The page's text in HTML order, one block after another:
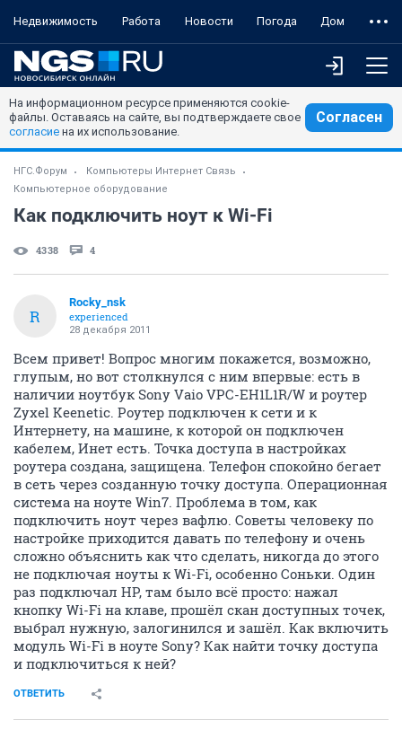
Недвижимость Работа Новости Погода Дом
На информационном ресурсе применяются cookie-
файлы. Оставаясь на сайте, вы подтверждаете свое
согласие на их использование.
Согласен
НГС.Форум
Компьютеры Интернет Связь
Компьютерное оборудование
Как подключить ноут к Wi-Fi
4338 4
R
Rocky_nsk
experienced
28 декабря 2011
Всем привет! Вопрос многим покажется, возможно,
глупым, но вот столкнулся с ним впервые: есть в
наличии ноутбук Sony Vaio VPC-EH1L1R/W и роутер
Zyxel Keenetic. Роутер подключен к сети и к
Интернету, на машине, к которой он подключен
кабелем, Инет есть. Точка доступа в настройках
роутера создана, защищена. Телефон спокойно бегает
в сеть через созданную точку доступа. Операционная
система на ноуте Win7. Проблема в том, как
подключить ноут через вафлю. Советы человеку по
настройке приходится давать по телефону и очень
сложно объяснить как что сделать, никогда до этого
не подключая ноуты к Wi-Fi, особенно Соньки. Один
раз подключал HP, там было всё просто: нажал
кнопку Wi-Fi на клаве, прошёл скан доступных точек,
выбрал нужную, залогинился и зашёл. Как включить
модуль Wi-Fi в ноуте Sony? Как найти точку доступа
и подключиться к ней?
ОТВЕТИТЬ